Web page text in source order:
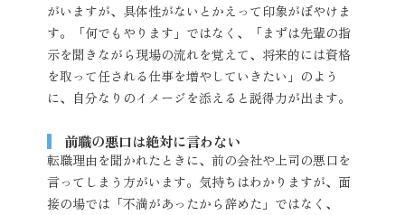
がいますが、具体性がないとかえって印象がぼやけま
す。「何でもやります」ではなく、「まずは先輩の指
示を聞きながら現場の流れを覚えて、将来的には資格
を取って任される仕事を増やしていきたい」のよう
に、自分なりのイメージを添えると説得力が出ます。
前職の悪口は絶対に言わない
転職理由を聞かれたときに、前の会社や上司の悪口を
言ってしまう方がいます。気持ちはわかりますが、面
接の場では「不満があったから辞めた」ではなく、